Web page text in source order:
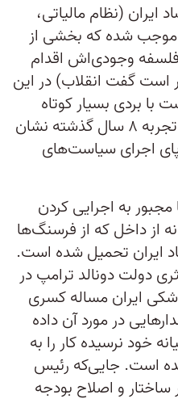
(نظام‌ مالیاتی،
موجب شده که بخشی از
فلسفه وجودی‌اش اقدام
است گفت انقلاب) در این
با بردی بسیار کوتاه
اجرایی خواهد شد. البته که تجربه ۸ سال گذشته نشان
اجرای سیاست‌های
به اجرایی کردن
از داخل که از فرسنگ‌ها
ایران تحمیل شده است.
دولت دونالد ترامپ در
ایران مساله کسری
در مورد آن داده
خود نرسیده کار را به
است. جایی‌که رئیس
ساختار و اصلاح بودجه